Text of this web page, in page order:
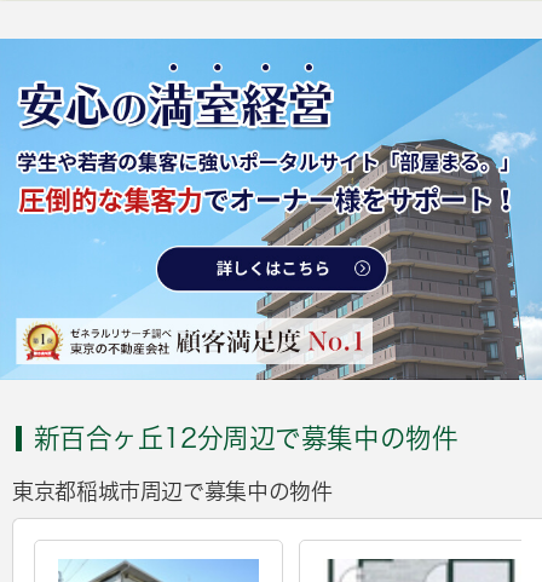
新百合ヶ丘12分周辺で募集中の物件
東京都稲城市周辺で募集中の物件